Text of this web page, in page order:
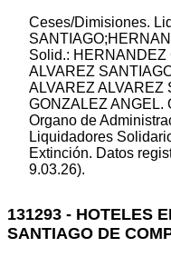
Ceses/Dimisiones.
Solid.: HERNANDEZ
ALVAREZ
ALVAREZ ALVAREZ
GONZALEZ ANGEL.
Organo de
Liquidadores
Extinción. Datos
9.03.26).
131293 - HOTELES
SANTIAGO DE